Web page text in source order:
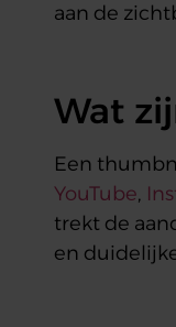
aan de
Wat
Een
YouTube,
trekt de
en